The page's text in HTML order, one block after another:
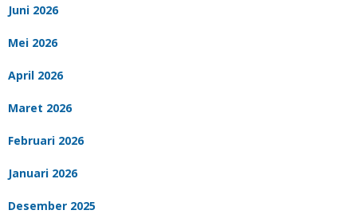
Juni 2026
Mei 2026
April 2026
Maret 2026
Februari 2026
Januari 2026
Desember 2025